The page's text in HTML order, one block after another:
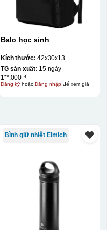
Balo học sinh
Kích thước: 42x30x13
TG sản xuất: 15 ngày
1**.000 ₫
Đăng kýhoặc Đăng nhậpđể xem giá
Bình giữ nhiệt Elmich